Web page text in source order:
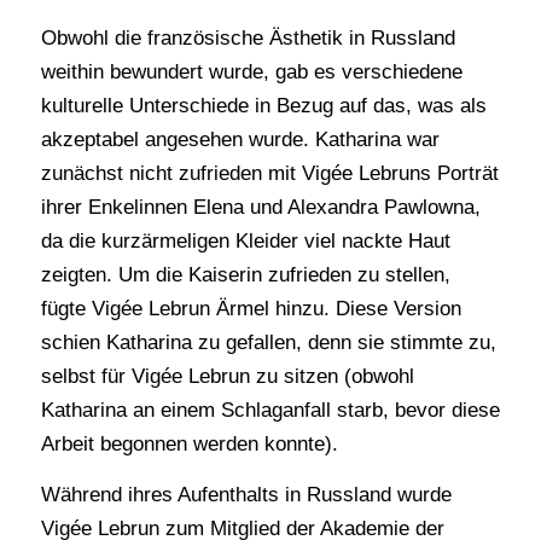
Obwohl die französische Ästhetik in Russland
weithin bewundert wurde, gab es verschiedene
kulturelle Unterschiede in Bezug auf das, was als
akzeptabel angesehen wurde. Katharina war
zunächst nicht zufrieden mit Vigée Lebruns Porträt
ihrer Enkelinnen Elena und Alexandra Pawlowna,
da die kurzärmeligen Kleider viel nackte Haut
zeigten. Um die Kaiserin zufrieden zu stellen,
fügte Vigée Lebrun Ärmel hinzu. Diese Version
schien Katharina zu gefallen, denn sie stimmte zu,
selbst für Vigée Lebrun zu sitzen (obwohl
Katharina an einem Schlaganfall starb, bevor diese
Arbeit begonnen werden konnte).
Während ihres Aufenthalts in Russland wurde
Vigée Lebrun zum Mitglied der Akademie der